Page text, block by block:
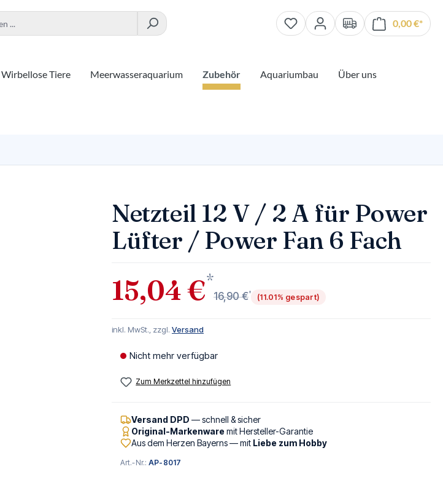
0,00 €*
Wirbellose Tiere Meerwasseraquarium Zubehör Aquariumbau
Über uns
Netzteil 12 V / 2 A für Power
Lüfter / Power Fan 6 Fach
15,04 €*
16,90 €*
(11.01% gespart)
inkl. MwSt., zzgl. Versand
Nicht mehr verfügbar
Zum Merkzettel hinzufügen
Versand DPD — schnell & sicher
Original-Markenwaremit Hersteller-Garantie
Aus dem Herzen Bayerns — mit Liebe zum Hobby
Art.-Nr.:AP-8017